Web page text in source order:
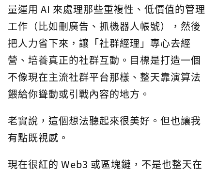
量運用 AI 來處理那些重複性、低價值的管理
工作（比如刪廣告、抓機器人帳號），然後
把人力省下來，讓「社群經理」專心去經
營、培養真正的社群互動。目標是打造一個
不像現在主流社群平台那樣、整天靠演算法
餵給你聳動或引戰內容的地方。
老實說，這個想法聽起來很美好。但也讓我
有點既視感。
現在很紅的 Web3 或區塊鏈，不是也整天在